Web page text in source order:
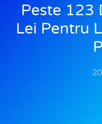
Peste 123
Lei Pentru